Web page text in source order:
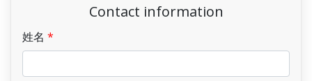
Contact information
姓名